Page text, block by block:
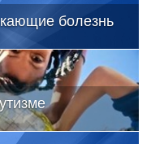
болезнь